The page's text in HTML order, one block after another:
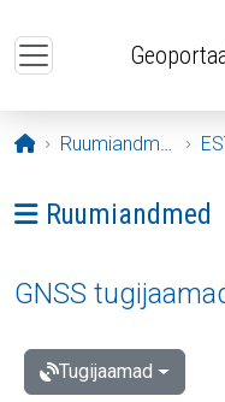
Avaleht
Ruumiandmed
Ava menüü:
Ruumiandmed
GNSS
Tugijaamad